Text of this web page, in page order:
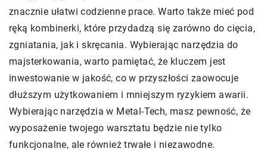
znacznie ułatwi codzienne prace. Warto także mieć pod
ręką kombinerki, które przydadzą się zarówno do cięcia,
zgniatania, jak i skręcania. Wybierając narzędzia do
majsterkowania, warto pamiętać, że kluczem jest
inwestowanie w jakość, co w przyszłości zaowocuje
dłuższym użytkowaniem i mniejszym ryzykiem awarii.
Wybierając narzędzia w Metal-Tech, masz pewność, że
wyposażenie twojego warsztatu będzie nie tylko
funkcjonalne, ale również trwałe i niezawodne.